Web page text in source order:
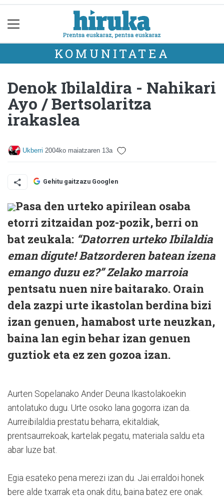
KOMUNITATEA
Denok Ibilaldira - Nahikari
Ayo / Bertsolaritza
irakaslea
Ukberri 2004ko maiatzaren 13a
Gehitu gaitzazu Googlen
Pasa den urteko apirilean osaba
etorri zitzaidan poz-pozik, berri on
bat zeukala: “Datorren urteko Ibilaldia
eman digute! Batzorderen batean izena
emango duzu ez?” Zelako marroia
pentsatu nuen nire baitarako. Orain
dela zazpi urte ikastolan berdina bizi
izan genuen, hamabost urte neuzkan,
baina lan egin behar izan genuen
guztiok eta ez zen gozoa izan.
Aurten Sopelanako Ander Deuna Ikastolakoekin
antolatuko dugu. Urte osoko lana gogorra izan da.
Aurreibilaldia prestatu beharra, ekitaldiak,
prentsaurrekoak, kartelak pegatu, materiala saldu eta
abar luze bat.
Egia esateko pena merezi izan du. Jai erraldoi honek
bere alde txarrak eta onak ditu, baina batez ere onak.